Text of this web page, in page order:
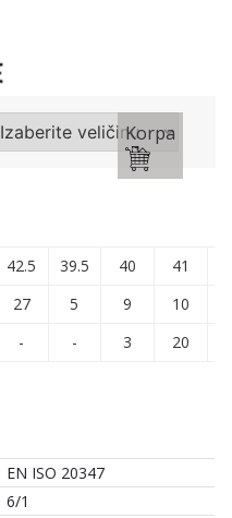
Korpa
42.5 39.5 40 41
27 5 9 10
- - 3 20
EN ISO 20347
6/1